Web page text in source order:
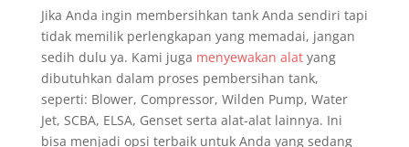
Jika Anda ingin membersihkan tank Anda sendiri tapi
tidak memilik perlengkapan yang memadai, jangan
sedih dulu ya. Kami juga menyewakan alatyang
dibutuhkan dalam proses pembersihan tank,
seperti: Blower, Compressor, Wilden Pump, Water
Jet, SCBA, ELSA, Genset serta alat-alat lainnya. Ini
bisa menjadi opsi terbaik untuk Anda yang sedang